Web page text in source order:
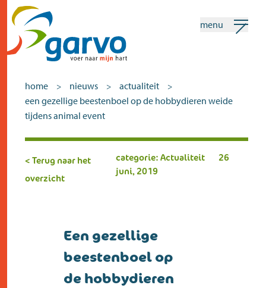
Zoeken
het hart
nieuws
contact
menu
home > nieuws > actualiteit >
een gezellige beestenboel op de hobbydieren weide
tijdens animal event
< Terug naar het
overzicht
categorie: Actualiteit
26
juni, 2019
Een gezellige
beestenboel op
de hobbydieren